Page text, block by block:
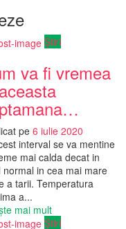
Știri
va fi vremea
pe6 iulie 2020
interval se va mentine
mai calda decat in
normal in cea mai mare
a tarii. Temperatura
a...
mai mult
Știri